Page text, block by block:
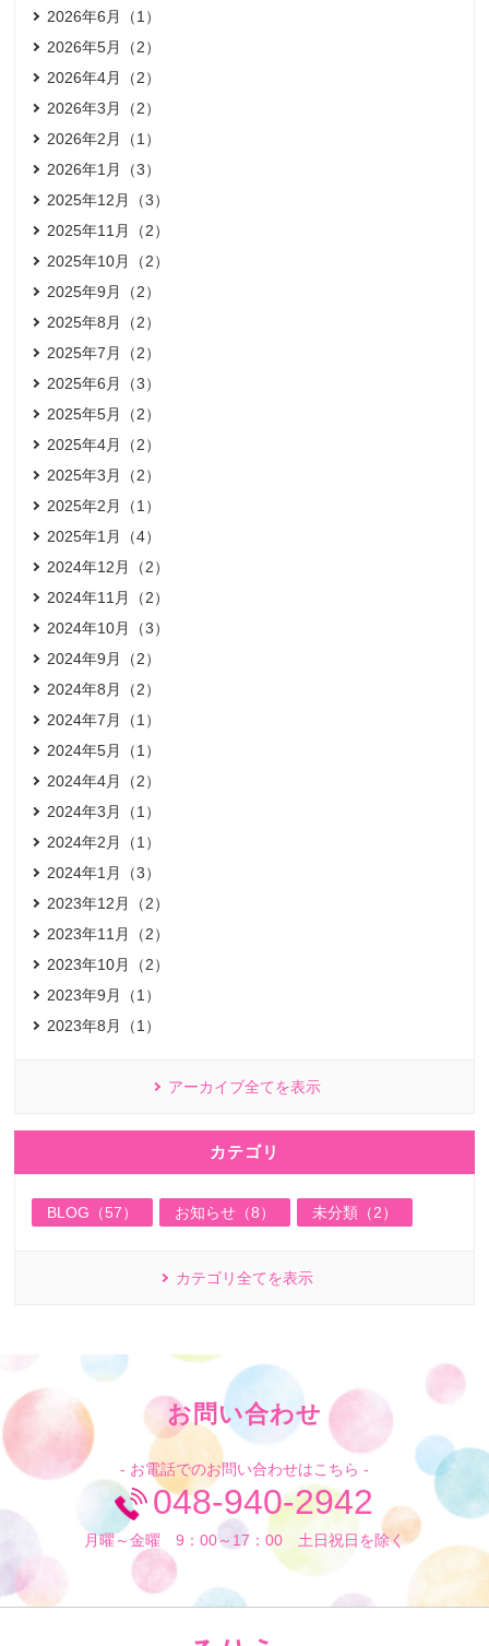
2026年6月（1）
2026年5月（2）
2026年4月（2）
2026年3月（2）
2026年2月（1）
2026年1月（3）
2025年12月（3）
2025年11月（2）
2025年10月（2）
2025年9月（2）
2025年8月（2）
2025年7月（2）
2025年6月（3）
2025年5月（2）
2025年4月（2）
2025年3月（2）
2025年2月（1）
2025年1月（4）
2024年12月（2）
2024年11月（2）
2024年10月（3）
2024年9月（2）
2024年8月（2）
2024年7月（1）
2024年5月（1）
2024年4月（2）
2024年3月（1）
2024年2月（1）
2024年1月（3）
2023年12月（2）
2023年11月（2）
2023年10月（2）
2023年9月（1）
2023年8月（1）
アーカイブ全てを表示
カテゴリ
BLOG（57） お知らせ（8） 未分類（2）
カテゴリ全てを表示
お問い合わせ
- お電話でのお問い合わせはこちら -
048-940-2942
月曜～金曜 9：00～17：00 土日祝日を除く